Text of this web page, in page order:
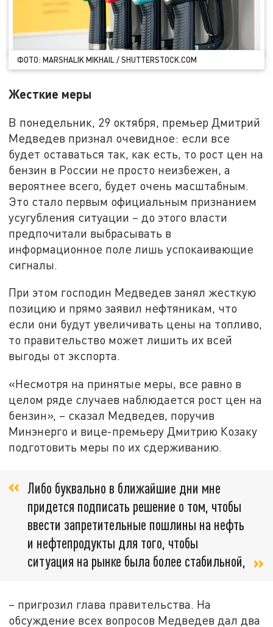
ФОТО: MARSHALIK MIKHAIL / SHUTTERSTOCK.COM
Жесткие меры
В понедельник, 29 октября, премьер Дмитрий
Медведев признал очевидное: если все
будет оставаться так, как есть, то рост цен на
бензин в России не просто неизбежен, а
вероятнее всего, будет очень масштабным.
Это стало первым официальным признанием
усугубления ситуации – до этого власти
предпочитали выбрасывать в
информационное поле лишь успокаивающие
сигналы.
При этом господин Медведев занял жесткую
позицию и прямо заявил нефтяникам, что
если они будут увеличивать цены на топливо,
то правительство может лишить их всей
выгоды от экспорта.
«Несмотря на принятые меры, все равно в
целом ряде случаев наблюдается рост цен на
бензин», – сказал Медведев, поручив
Минэнерго и вице-премьеру Дмитрию Козаку
подготовить меры по их сдерживанию.
Либо буквально в ближайшие дни мне
придется подписать решение о том, чтобы
ввести запретительные пошлины на нефть
и нефтепродукты для того, чтобы
ситуация на рынке была более стабильной,
– пригрозил глава правительства. На
обсуждение всех вопросов Медведев дал два